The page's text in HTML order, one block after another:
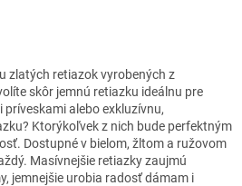
zlatých retiazok vyrobených z
skôr jemnú retiazku ideálnu pre
alebo exkluzívnu,
Ktorýkoľvek z nich bude perfektným
Dostupné v bielom, žltom a ružovom
Masívnejšie retiazky zaujmú
jemnejšie urobia radosť dámam i